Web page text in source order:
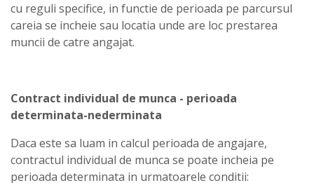
cu reguli specifice, in functie de perioada pe parcursul
careia se incheie sau locatia unde are loc prestarea
muncii de catre angajat.
Contract individual de munca - perioada
determinata-nederminata
Daca este sa luam in calcul perioada de angajare,
contractul individual de munca se poate incheia pe
perioada determinata in urmatoarele conditii: